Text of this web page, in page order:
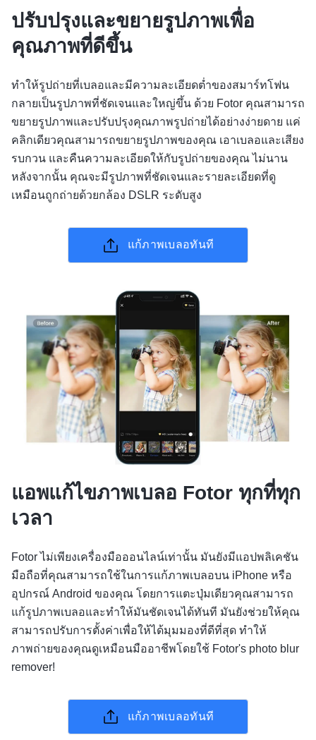
ปรับปรุงและขยายรูปภาพเพื่อ
คุณภาพที่ดีขึ้น
ทำให้รูปถ่ายที่เบลอและมีความละเอียดต่ำของสมาร์ทโฟน
กลายเป็นรูปภาพที่ชัดเจนและใหญ่ขึ้น ด้วย Fotor คุณสามารถ
ขยายรูปภาพและปรับปรุงคุณภาพรูปถ่ายได้อย่างง่ายดาย แค่
คลิกเดียวคุณสามารถขยายรูปภาพของคุณ เอาเบลอและเสียง
รบกวน และคืนความละเอียดให้กับรูปถ่ายของคุณ ไม่นาน
หลังจากนั้น คุณจะมีรูปภาพที่ชัดเจนและรายละเอียดที่ดู
เหมือนถูกถ่ายด้วยกล้อง DSLR ระดับสูง
แก้ภาพเบลอทันที
แอพแก้ไขภาพเบลอ Fotor ทุกที่ทุก
เวลา
Fotor ไม่เพียงเครื่องมือออนไลน์เท่านั้น มันยังมีแอปพลิเคชัน
มือถือที่คุณสามารถใช้ในการแก้ภาพเบลอบน iPhone หรือ
อุปกรณ์ Android ของคุณ โดยการแตะปุ่มเดียวคุณสามารถ
แก้รูปภาพเบลอและทำให้มันชัดเจนได้ทันที มันยังช่วยให้คุณ
สามารถปรับการตั้งค่าเพื่อให้ได้มุมมองที่ดีที่สุด ทำให้
ภาพถ่ายของคุณดูเหมือนมืออาชีพโดยใช้ Fotor's photo blur
remover!
แก้ภาพเบลอทันที